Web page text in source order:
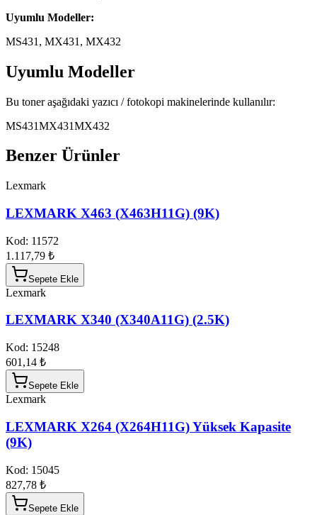
Uyumlu Modeller:
MS431, MX431, MX432
Uyumlu Modeller
Bu toner aşağıdaki yazıcı / fotokopi makinelerinde kullanılır:
MS431MX431MX432
Benzer Ürünler
Lexmark
LEXMARK X463 (X463H11G) (9K)
Kod: 11572
1.117,79 ₺
Sepete Ekle
Lexmark
LEXMARK X340 (X340A11G) (2.5K)
Kod: 15248
601,14 ₺
Sepete Ekle
Lexmark
LEXMARK X264 (X264H11G) Yüksek Kapasite
(9K)
Kod: 15045
827,78 ₺
Sepete Ekle